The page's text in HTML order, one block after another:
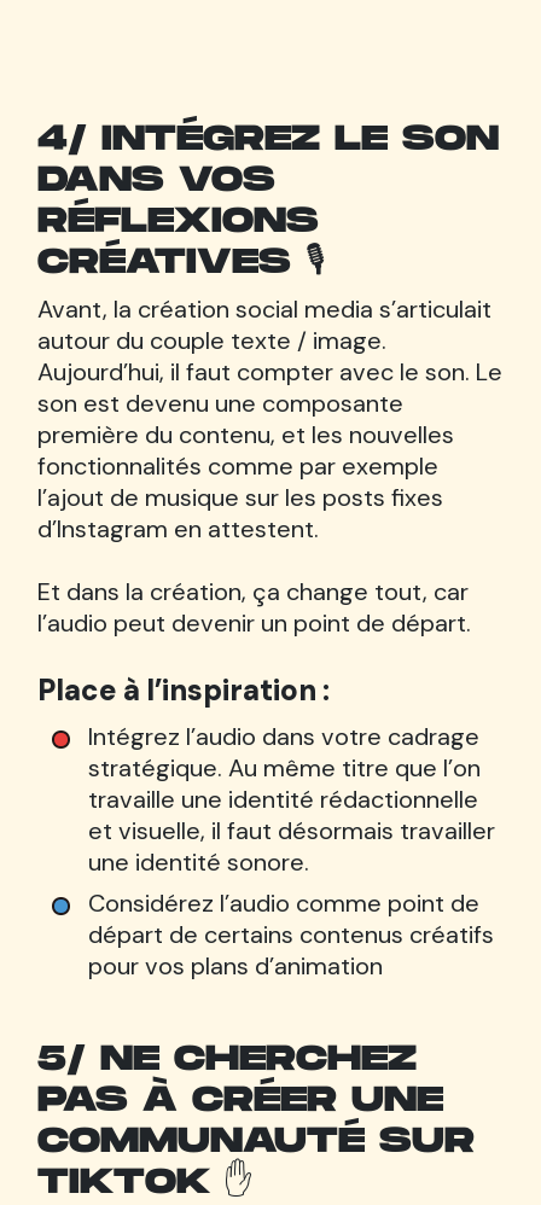
4/ INTÉGREZ LE SON
DANS VOS
RÉFLEXIONS
CRÉATIVES 🎙
Avant, la création social media s’articulait
autour du couple texte / image.
Aujourd’hui, il faut compter avec le son. Le
son est devenu une composante
première du contenu, et les nouvelles
fonctionnalités comme par exemple
l’ajout de musique sur les posts fixes
d’Instagram en attestent.
Et dans la création, ça change tout, car
l’audio peut devenir un point de départ.
Place à l’inspiration :
Intégrez l’audio dans votre cadrage
stratégique. Au même titre que l’on
travaille une identité rédactionnelle
et visuelle, il faut désormais travailler
une identité sonore.
Considérez l’audio comme point de
départ de certains contenus créatifs
pour vos plans d’animation
5/ NE CHERCHEZ
PAS À CRÉER UNE
COMMUNAUTÉ SUR
TIKTOK ✋